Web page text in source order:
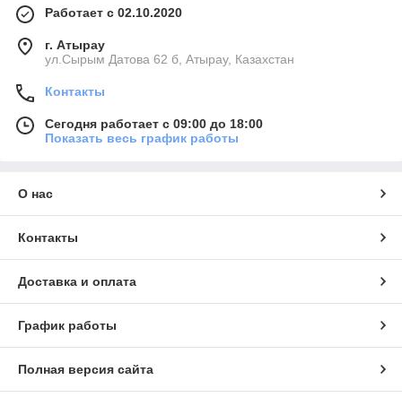
Работает с 02.10.2020
г. Атырау
ул.Сырым Датова 62 б, Атырау, Казахстан
Контакты
Сегодня работает с 09:00 до 18:00
Показать весь график работы
О нас
Контакты
Доставка и оплата
График работы
Полная версия сайта